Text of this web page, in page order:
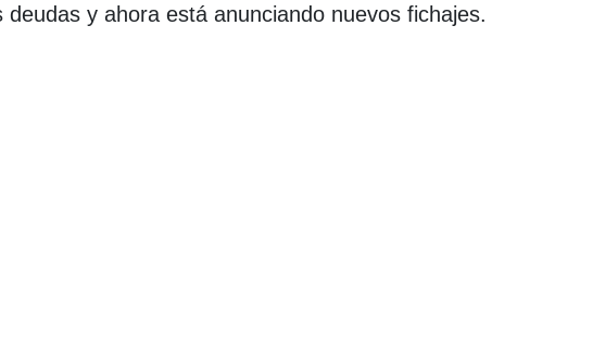
deudas y ahora está anunciando nuevos fichajes.